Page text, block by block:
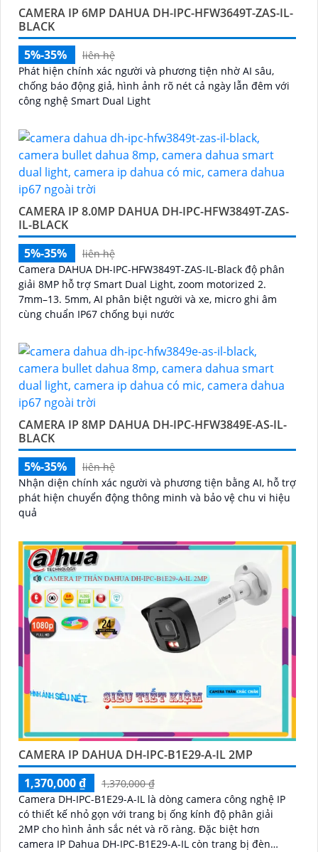
CAMERA IP 6MP DAHUA DH-IPC-HFW3649T-ZAS-IL-
BLACK
5%-35%
liên hệ
Phát hiện chính xác người và phương tiện nhờ AI sâu,
chống báo động giả, hình ảnh rõ nét cả ngày lẫn đêm với
công nghệ Smart Dual Light
CAMERA IP 8.0MP DAHUA DH-IPC-HFW3849T-ZAS-
IL-BLACK
5%-35%
liên hệ
Camera DAHUA DH-IPC-HFW3849T-ZAS-IL-Black độ phân
giải 8MP hỗ trợ Smart Dual Light, zoom motorized 2.
7mm–13. 5mm, AI phân biệt người và xe, micro ghi âm
cùng chuẩn IP67 chống bụi nước
CAMERA IP 8MP DAHUA DH-IPC-HFW3849E-AS-IL-
BLACK
5%-35%
liên hệ
Nhận diện chính xác người và phương tiện bằng AI, hỗ trợ
phát hiện chuyển động thông minh và bảo vệ chu vi hiệu
quả
CAMERA IP DAHUA DH-IPC-B1E29-A-IL 2MP
1,370,000 ₫
1,370,000 ₫
Camera DH-IPC-B1E29-A-IL là dòng camera công nghệ IP
có thiết kế nhỏ gọn với trang bị ống kính độ phân giải
2MP cho hình ảnh sắc nét và rõ ràng. Đặc biệt hơn
camera IP Dahua DH-IPC-B1E29-A-IL còn trang bị đèn